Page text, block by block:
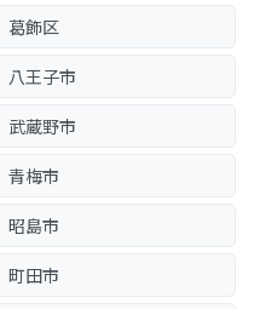
葛飾区
八王子市
武蔵野市
青梅市
昭島市
町田市